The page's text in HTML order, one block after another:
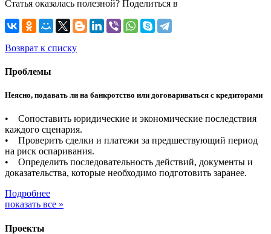
Статья оказалась полезной? Поделиться в
Возврат к списку
Проблемы
Неясно, подавать ли на банкротство или договариваться с кредиторами
• Сопоставить юридические и экономические последствия
каждого сценария.
• Проверить сделки и платежи за предшествующий период
на риск оспаривания.
• Определить последовательность действий, документы и
доказательства, которые необходимо подготовить заранее.
Подробнее
показать все »
Проекты